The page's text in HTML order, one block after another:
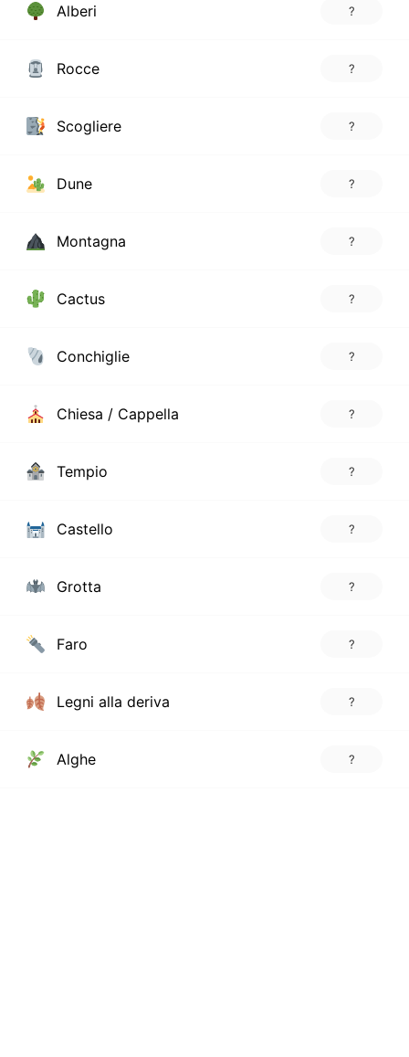
Alberi ?
Rocce ?
Scogliere ?
Dune ?
Montagna ?
Cactus ?
Conchiglie ?
Chiesa / Cappella ?
Tempio ?
Castello ?
Grotta ?
Faro ?
Legni alla deriva ?
Alghe ?